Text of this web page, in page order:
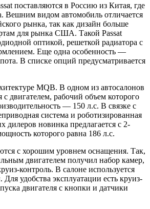
поставляются в Россию из Китая, где
Вешним видом автомобиль отличается
рынка, так как дизайн больше
для рынка США. Такой Passat
оптикой, решеткой радиатора с
Еще одна особенность —
В списке опций предусматривается
MQB. В одном из автосалонов
с двигателем, рабочий объем которого
— 150 л.с. В связке с
система и роботизированная
дилеров новинка предлагается с 2-
которого равна 186 л.с.
с хорошим уровнем оснащения. Так,
двигателем получил набор камер,
контроль. В салоне используется
Для удобства эксплуатации есть круиз-
двигателя с кнопки и датчики